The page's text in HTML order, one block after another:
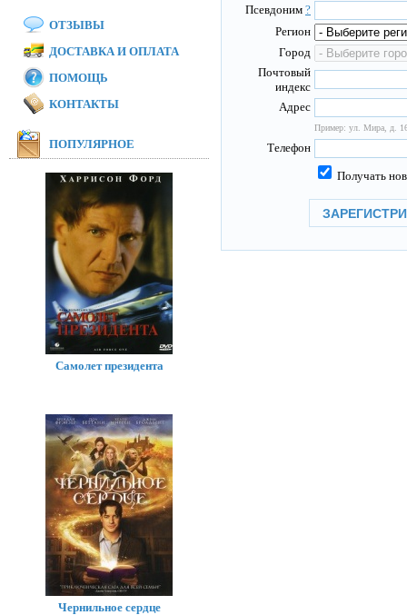
Псевдоним ?
Регион
Город
Почтовый
индекс
Адрес
Пример: ул. Мира, д.
Телефон
Получать
ОТЗЫВЫ
ДОСТАВКА И ОПЛАТА
ПОМОЩЬ
КОНТАКТЫ
ПОПУЛЯРНОЕ
Самолет президента
Чернильное сердце